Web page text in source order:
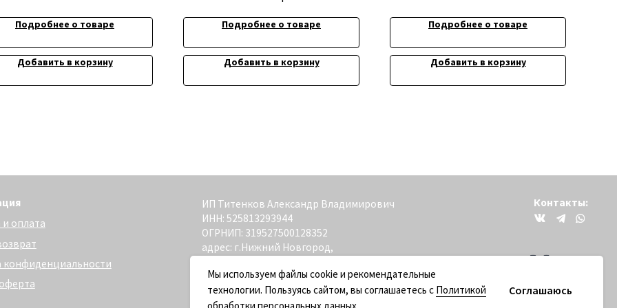
Мы используем файлы cookie и рекомендательные
технологии. Пользуясь сайтом, вы соглашаетесь с Политикой
Соглашаюсь
Подробнее о товаре
Добавить в корзину
Подробнее о товаре
Добавить в корзину
Подробнее о товаре
Добавить в корзину
ИП Титенков Александр Владимирович
ИНН: 525813293944
адрес: г.Нижний Новгород,
Контакты: